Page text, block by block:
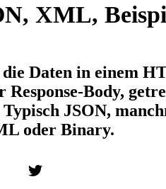
XML,
Daten in einem
Response-Body,
JSON,
oder Binary.